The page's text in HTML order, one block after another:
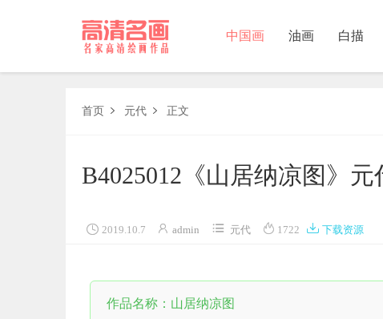
中国画 油画 白描
首页  元代  正文
B4025012《山居纳凉图》
 2019.10.7  admin  元代  1722  下载资源
作品名称：山居纳凉图